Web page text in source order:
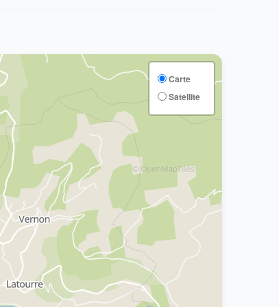
Carte
Satellite